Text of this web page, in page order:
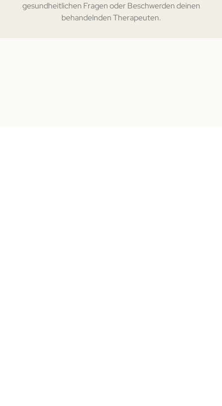
gesundheitlichen Fragen oder Beschwerden deinen
behandelnden Therapeuten.